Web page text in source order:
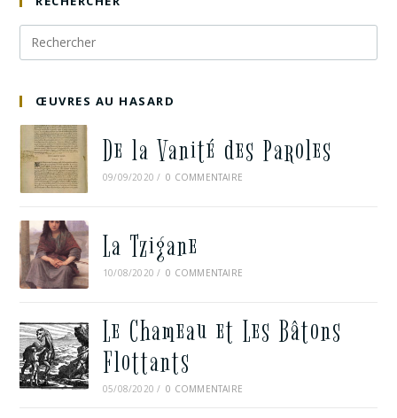
ŒUVRES AU HASARD
De la Vanité des Paroles
09/09/2020 / 0 COMMENTAIRE
La Tzigane
10/08/2020 / 0 COMMENTAIRE
Le Chameau et Les Bâtons
Flottants
05/08/2020 / 0 COMMENTAIRE